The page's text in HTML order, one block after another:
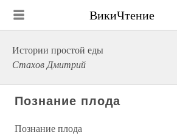
ВикиЧтение
Истории простой еды
Стахов Дмитрий
Познание плода
Познание плода